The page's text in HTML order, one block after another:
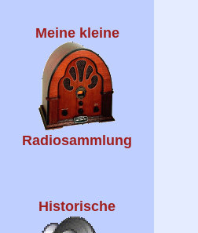
Meine kleine
Radiosammlung
Historische